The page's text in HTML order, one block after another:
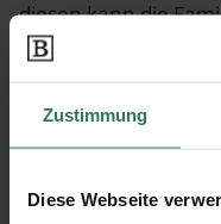
Zustimmung
Diese Webseite
diesen kann die
letztes Mal vor der
verabschieden.
haben zusätzlich
Abschied
Bestattungsinstitut